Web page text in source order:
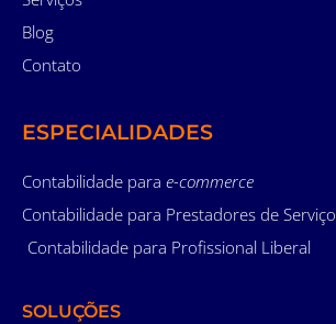
Blog
Contato
ESPECIALIDADES
Contabilidade para e-commerce
Contabilidade para Prestadores de Serviço
Contabilidade para Profissional Liberal
SOLUÇÕES